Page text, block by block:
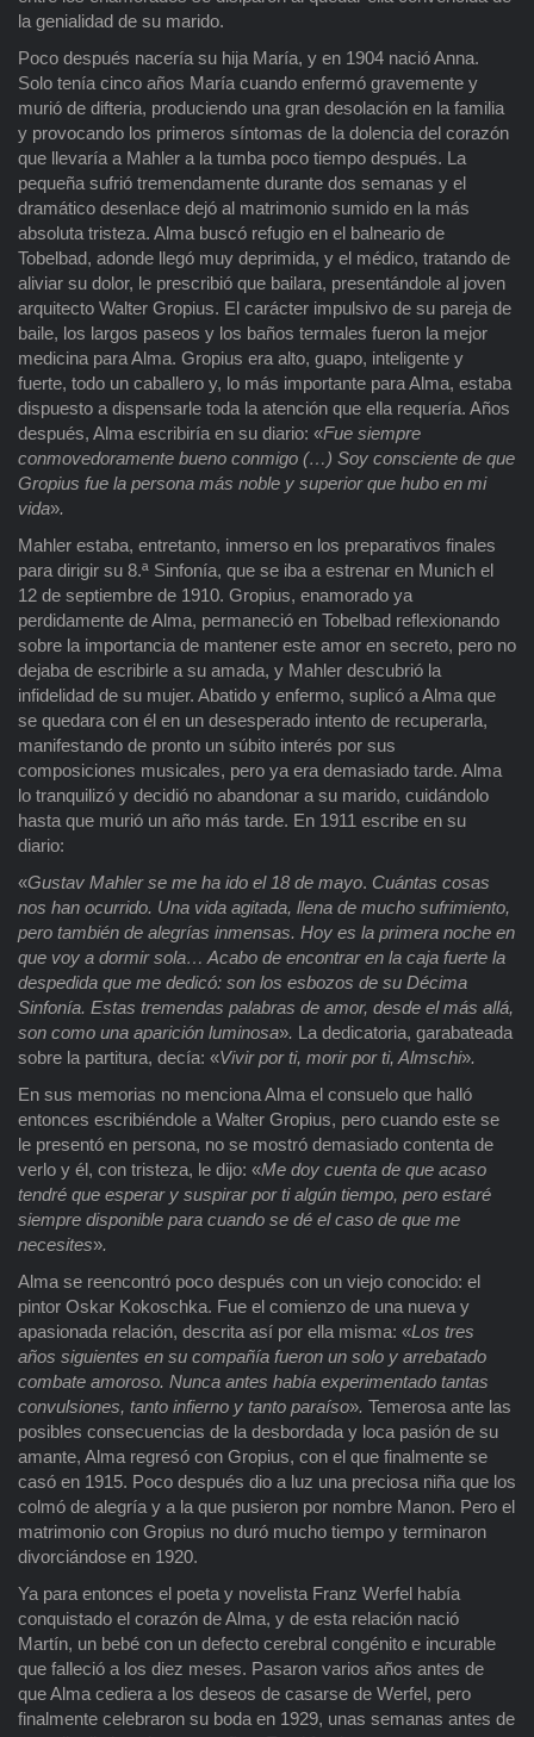
la genialidad de su marido.
Poco después nacería su hija María, y en 1904 nació Anna.
Solo tenía cinco años María cuando enfermó gravemente y
murió de difteria, produciendo una gran desolación en la familia
y provocando los primeros síntomas de la dolencia del corazón
que llevaría a Mahler a la tumba poco tiempo después. La
pequeña sufrió tremendamente durante dos semanas y el
dramático desenlace dejó al matrimonio sumido en la más
absoluta tristeza. Alma buscó refugio en el balneario de
Tobelbad, adonde llegó muy deprimida, y el médico, tratando de
aliviar su dolor, le prescribió que bailara, presentándole al joven
arquitecto Walter Gropius. El carácter impulsivo de su pareja de
baile, los largos paseos y los baños termales fueron la mejor
medicina para Alma. Gropius era alto, guapo, inteligente y
fuerte, todo un caballero y, lo más importante para Alma, estaba
dispuesto a dispensarle toda la atención que ella requería. Años
después, Alma escribiría en su diario: «Fue siempre
conmovedoramente bueno conmigo (…) Soy consciente de que
Gropius fue la persona más noble y superior que hubo en mi
vida».
Mahler estaba, entretanto, inmerso en los preparativos finales
para dirigir su 8.ª Sinfonía, que se iba a estrenar en Munich el
12 de septiembre de 1910. Gropius, enamorado ya
perdidamente de Alma, permaneció en Tobelbad reflexionando
sobre la importancia de mantener este amor en secreto, pero no
dejaba de escribirle a su amada, y Mahler descubrió la
infidelidad de su mujer. Abatido y enfermo, suplicó a Alma que
se quedara con él en un desesperado intento de recuperarla,
manifestando de pronto un súbito interés por sus
composiciones musicales, pero ya era demasiado tarde. Alma
lo tranquilizó y decidió no abandonar a su marido, cuidándolo
hasta que murió un año más tarde. En 1911 escribe en su
diario:
«Gustav Mahler se me ha ido el 18 de mayo. Cuántas cosas
nos han ocurrido. Una vida agitada, llena de mucho sufrimiento,
pero también de alegrías inmensas. Hoy es la primera noche en
que voy a dormir sola… Acabo de encontrar en la caja fuerte la
despedida que me dedicó: son los esbozos de su Décima
Sinfonía. Estas tremendas palabras de amor, desde el más allá,
son como una aparición luminosa». La dedicatoria, garabateada
sobre la partitura, decía: «Vivir por ti, morir por ti, Almschi».
En sus memorias no menciona Alma el consuelo que halló
entonces escribiéndole a Walter Gropius, pero cuando este se
le presentó en persona, no se mostró demasiado contenta de
verlo y él, con tristeza, le dijo: «Me doy cuenta de que acaso
tendré que esperar y suspirar por ti algún tiempo, pero estaré
siempre disponible para cuando se dé el caso de que me
necesites».
Alma se reencontró poco después con un viejo conocido: el
pintor Oskar Kokoschka. Fue el comienzo de una nueva y
apasionada relación, descrita así por ella misma: «Los tres
años siguientes en su compañía fueron un solo y arrebatado
combate amoroso. Nunca antes había experimentado tantas
convulsiones, tanto infierno y tanto paraíso». Temerosa ante las
posibles consecuencias de la desbordada y loca pasión de su
amante, Alma regresó con Gropius, con el que finalmente se
casó en 1915. Poco después dio a luz una preciosa niña que los
colmó de alegría y a la que pusieron por nombre Manon. Pero el
matrimonio con Gropius no duró mucho tiempo y terminaron
divorciándose en 1920.
Ya para entonces el poeta y novelista Franz Werfel había
conquistado el corazón de Alma, y de esta relación nació
Martín, un bebé con un defecto cerebral congénito e incurable
que falleció a los diez meses. Pasaron varios años antes de
que Alma cediera a los deseos de casarse de Werfel, pero
finalmente celebraron su boda en 1929, unas semanas antes de